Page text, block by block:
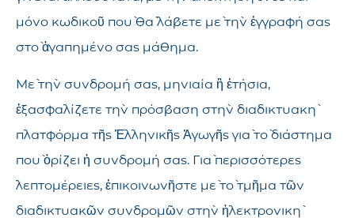
μόνο κωδικοῦ ποὺ θὰ λάβετε μὲ τὴν ἐγγραφή σας
στὸ ἀγαπημένο σας μάθημα.
Μὲ τὴν συνδρομή σας, μηνιαία ἢ ἐτήσια,
ἐξασφαλίζετε τὴν πρόσβαση στὴν διαδικτυακὴ
πλατφόρμα τῆς Ἑλληνικῆς Ἀγωγῆς γιὰ τὸ διάστημα
ποὺ ὁρίζει ἡ συνδρομή σας. Γιὰ περισσότερες
λεπτομέρειες, ἐπικοινωνῆστε μὲ τὸ τμῆμα τῶν
διαδικτυακῶν συνδρομῶν στὴν ἠλεκτρονικὴ